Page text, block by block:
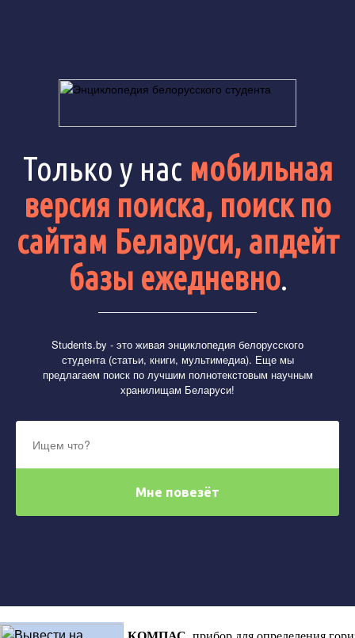
Только у нас мобильная
версия поиска, поиск по
сайтам Беларуси, апдейт
базы ежедневно.
Students.by - это живая энциклопедия белорусского
студента (статьи, книги, мультимедиа). Еще мы
предлагаем поиск по лучшим полнотекстовым научным
хранилищам Беларуси!